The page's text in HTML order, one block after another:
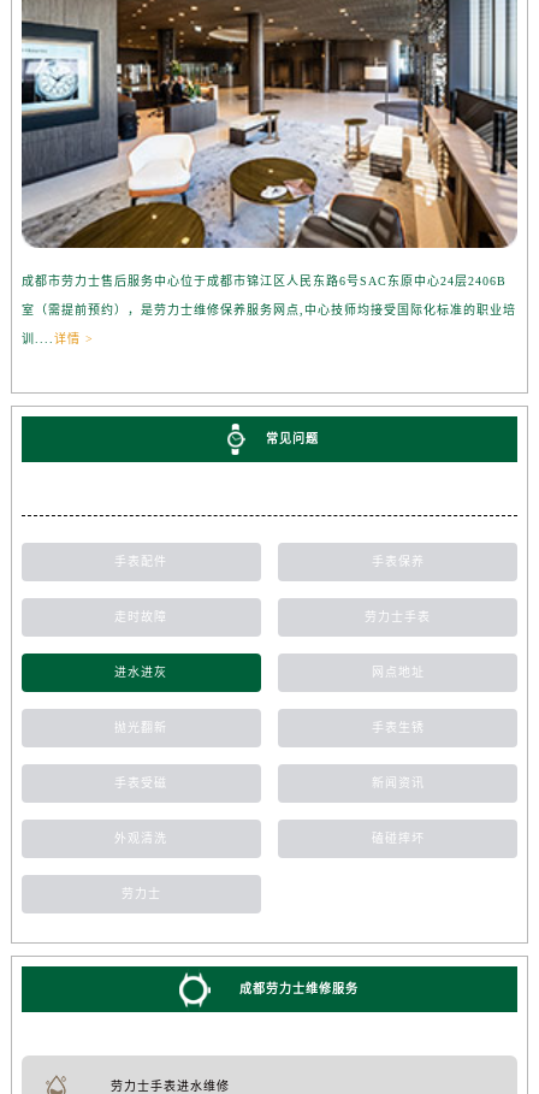
成都市劳力士售后服务中心位于成都市锦江区人民东路6号SAC东原中心24层2406B
室（需提前预约），是劳力士维修保养服务网点,中心技师均接受国际化标准的职业培
训.... 详情 >
常见问题
手表配件 手表保养
走时故障 劳力士手表
进水进灰 网点地址
抛光翻新 手表生锈
手表受磁 新闻资讯
外观清洗 磕碰摔坏
劳力士
成都劳力士维修服务
劳力士手表进水维修